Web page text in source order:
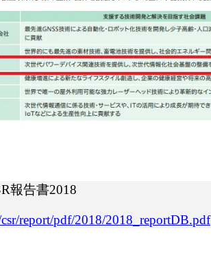
報告書2018
report/pdf/2018/2018_reportDB.pdf